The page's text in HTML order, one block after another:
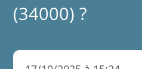
(34000) ?